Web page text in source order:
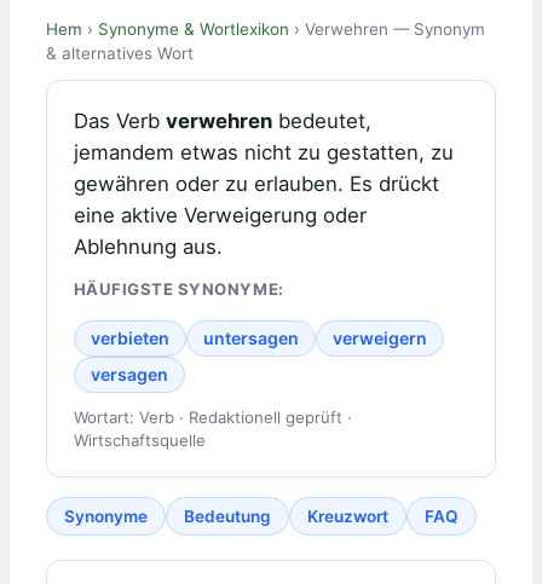
Hem › Synonyme & Wortlexikon › Verwehren — Synonym
& alternatives Wort
Das Verb verwehrenbedeutet,
jemandem etwas nicht zu gestatten, zu
gewähren oder zu erlauben. Es drückt
eine aktive Verweigerung oder
Ablehnung aus.
HÄUFIGSTE SYNONYME:
verbieten untersagen
verweigern
versagen
Wortart: Verb · Redaktionell geprüft ·
Wirtschaftsquelle
Synonyme Bedeutung Kreuzwort FAQ